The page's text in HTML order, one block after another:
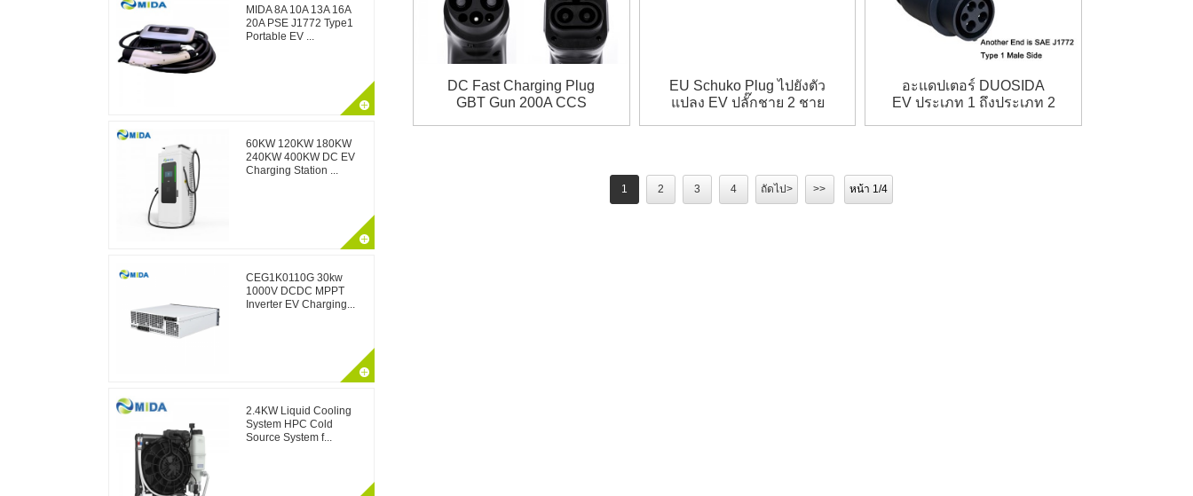
MIDA 8A 10A 13A 16A
20A PSE J1772 Type1
Portable EV ...
60KW 120KW 180KW
240KW 400KW DC EV
Charging Station ...
CEG1K0110G 30kw
1000V DCDC MPPT
Inverter EV Charging...
2.4KW Liquid Cooling
System HPC Cold
Source System f...
DC Fast Charging Plug
GBT Gun 200A CCS
EU Schuko Plug ไปยังตัว
แปลง EV ปลั๊กชาย 2 ชาย
อะแดปเตอร์ DUOSIDA
EV ประเภท 1 ถึงประเภท 2
1 2 3 4 ถัดไป> >> หน้า 1/4